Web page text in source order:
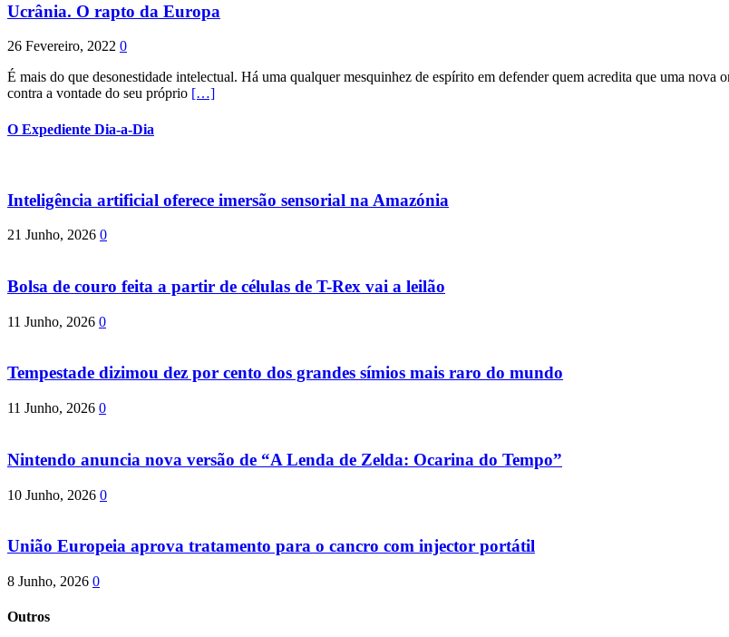
Ucrânia. O rapto da Europa
26 Fevereiro, 2022 0
É mais do que desonestidade intelectual. Há uma qualquer mesquinhez de espírito em defender quem acredita que uma
contra a vontade do seu próprio […]
O Expediente Dia-a-Dia
Inteligência artificial oferece imersão sensorial na Amazónia
21 Junho, 2026 0
Bolsa de couro feita a partir de células de T-Rex vai a leilão
11 Junho, 2026 0
Tempestade dizimou dez por cento dos grandes símios mais raro do mundo
11 Junho, 2026 0
Nintendo anuncia nova versão de “A Lenda de Zelda: Ocarina do Tempo”
10 Junho, 2026 0
União Europeia aprova tratamento para o cancro com injector portátil
8 Junho, 2026 0
Outros